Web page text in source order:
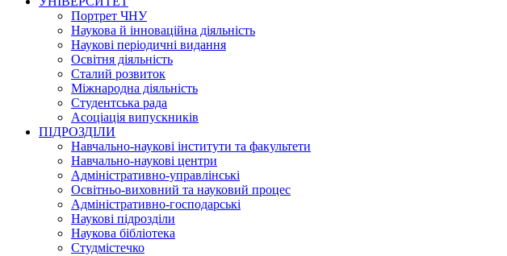
Портрет ЧНУ
Наукова й інноваційна діяльність
Наукові періодичні видання
Освітня діяльність
Сталий розвиток
Міжнародна діяльність
Студентська рада
Асоціація випускників
ПІДРОЗДІЛИ
Навчально-наукові інститути та факультети
Навчально-наукові центри
Адміністративно-управлінські
Освітньо-виховний та науковий процес
Адміністративно-господарські
Наукові підрозділи
Наукова бібліотека
Студмістечко